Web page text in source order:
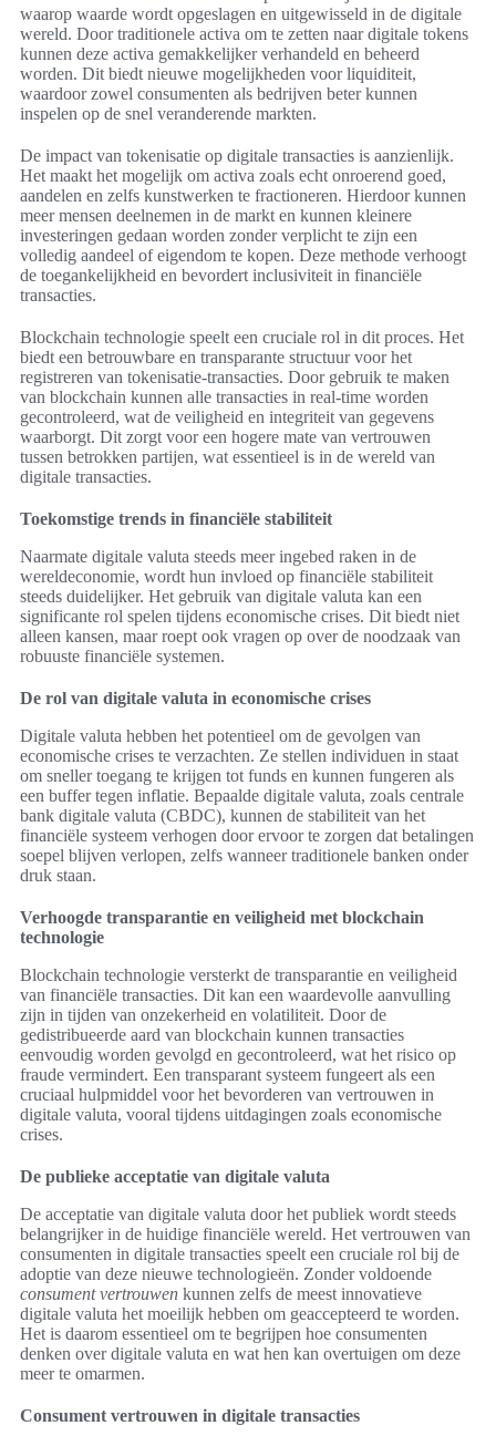
waarop waarde wordt opgeslagen en uitgewisseld in de digitale
wereld. Door traditionele activa om te zetten naar digitale tokens
kunnen deze activa gemakkelijker verhandeld en beheerd
worden. Dit biedt nieuwe mogelijkheden voor liquiditeit,
waardoor zowel consumenten als bedrijven beter kunnen
inspelen op de snel veranderende markten.
De impact van tokenisatie op digitale transacties is aanzienlijk.
Het maakt het mogelijk om activa zoals echt onroerend goed,
aandelen en zelfs kunstwerken te fractioneren. Hierdoor kunnen
meer mensen deelnemen in de markt en kunnen kleinere
investeringen gedaan worden zonder verplicht te zijn een
volledig aandeel of eigendom te kopen. Deze methode verhoogt
de toegankelijkheid en bevordert inclusiviteit in financiële
transacties.
Blockchain technologie speelt een cruciale rol in dit proces. Het
biedt een betrouwbare en transparante structuur voor het
registreren van tokenisatie-transacties. Door gebruik te maken
van blockchain kunnen alle transacties in real-time worden
gecontroleerd, wat de veiligheid en integriteit van gegevens
waarborgt. Dit zorgt voor een hogere mate van vertrouwen
tussen betrokken partijen, wat essentieel is in de wereld van
digitale transacties.
Toekomstige trends in financiële stabiliteit
Naarmate digitale valuta steeds meer ingebed raken in de
wereldeconomie, wordt hun invloed op financiële stabiliteit
steeds duidelijker. Het gebruik van digitale valuta kan een
significante rol spelen tijdens economische crises. Dit biedt niet
alleen kansen, maar roept ook vragen op over de noodzaak van
robuuste financiële systemen.
De rol van digitale valuta in economische crises
Digitale valuta hebben het potentieel om de gevolgen van
economische crises te verzachten. Ze stellen individuen in staat
om sneller toegang te krijgen tot funds en kunnen fungeren als
een buffer tegen inflatie. Bepaalde digitale valuta, zoals centrale
bank digitale valuta (CBDC), kunnen de stabiliteit van het
financiële systeem verhogen door ervoor te zorgen dat betalingen
soepel blijven verlopen, zelfs wanneer traditionele banken onder
druk staan.
Verhoogde transparantie en veiligheid met blockchain
technologie
Blockchain technologie versterkt de transparantie en veiligheid
van financiële transacties. Dit kan een waardevolle aanvulling
zijn in tijden van onzekerheid en volatiliteit. Door de
gedistribueerde aard van blockchain kunnen transacties
eenvoudig worden gevolgd en gecontroleerd, wat het risico op
fraude vermindert. Een transparant systeem fungeert als een
cruciaal hulpmiddel voor het bevorderen van vertrouwen in
digitale valuta, vooral tijdens uitdagingen zoals economische
crises.
De publieke acceptatie van digitale valuta
De acceptatie van digitale valuta door het publiek wordt steeds
belangrijker in de huidige financiële wereld. Het vertrouwen van
consumenten in digitale transacties speelt een cruciale rol bij de
adoptie van deze nieuwe technologieën. Zonder voldoende
consument vertrouwen kunnen zelfs de meest innovatieve
digitale valuta het moeilijk hebben om geaccepteerd te worden.
Het is daarom essentieel om te begrijpen hoe consumenten
denken over digitale valuta en wat hen kan overtuigen om deze
meer te omarmen.
Consument vertrouwen in digitale transacties